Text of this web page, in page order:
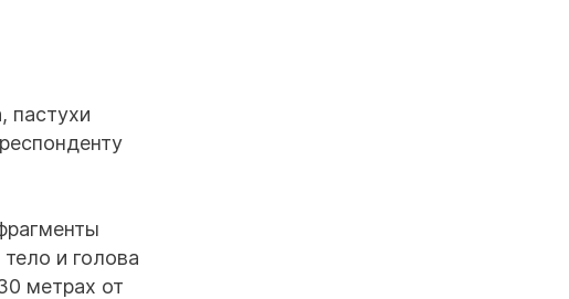
пастухи
и голова
метрах от